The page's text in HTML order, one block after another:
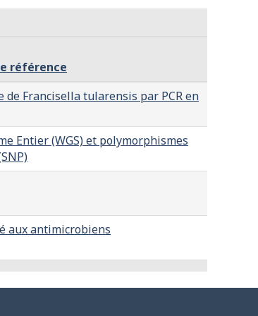
référence
de Francisella tularensis par PCR en
Entier (WGS) et polymorphismes
aux antimicrobiens